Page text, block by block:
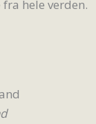
hele verden.